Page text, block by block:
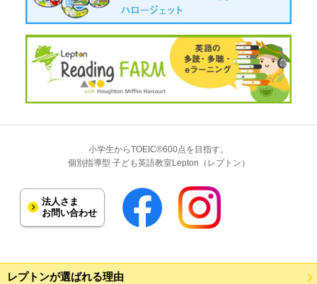
小学生からTOEIC®600点を目指す。
個別指導型 子ども英語教室Lepton（レプトン）
法人さま
お問い合わせ
レプトンが選ばれる理由